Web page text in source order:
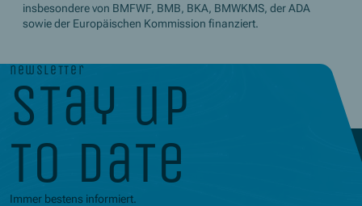
insbesondere von BMFWF, BMB, BKA, BMWKMS, der ADA
sowie der Europäischen Kommission finanziert.
newsletter
stay up
to date
Immer bestens informiert.